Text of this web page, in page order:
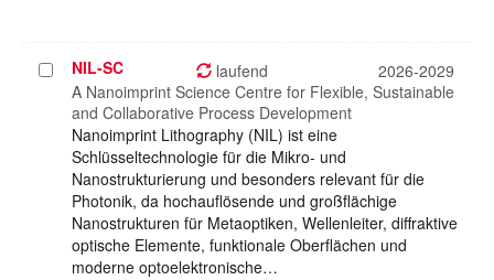
Projekt
auswählen
NIL-SC laufend
2026-2029
A Nanoimprint Science Centre for Flexible, Sustainable
and Collaborative Process Development
Nanoimprint Lithography (NIL) ist eine
Schlüsseltechnologie für die Mikro‑ und
Nanostrukturierung und besonders relevant für die
Photonik, da hochauflösende und großflächige
Nanostrukturen für Metaoptiken, Wellenleiter, diffraktive
optische Elemente, funktionale Oberflächen und
moderne optoelektronische…